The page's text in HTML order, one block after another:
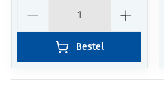
Bestel